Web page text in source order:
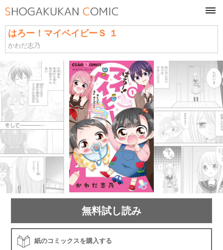
はろー！マイベイビーＳ １
かわだ志乃
無料試し読み
紙のコミックスを購入する